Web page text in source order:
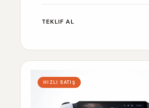
TEKLIF AL
HIZLI SATIŞ